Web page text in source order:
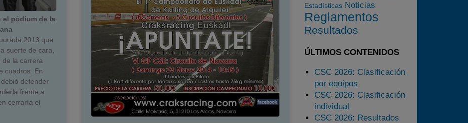
el pódium de la
2013 que
suerte de cara,
de la carrera
cuadros. En
defender
frente a
cerraría el
Estadísticas Noticias
Reglamentos
Resultados
ÚLTIMOS CONTENIDOS
CSC 2026: Clasificación
por equipos
CSC 2026: Clasificación
individual
CSC 2026: Resultados